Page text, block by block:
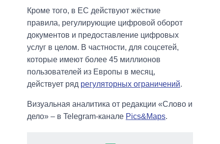
Кроме того, в ЕС действуют жёсткие
правила, регулирующие цифровой оборот
документов и предоставление цифровых
услуг в целом. В частности, для соцсетей,
которые имеют более 45 миллионов
пользователей из Европы в месяц,
действует ряд регуляторных ограничений.
Визуальная аналитика от редакции «Слово и
дело» – в Telegram-канале Pics&Maps.